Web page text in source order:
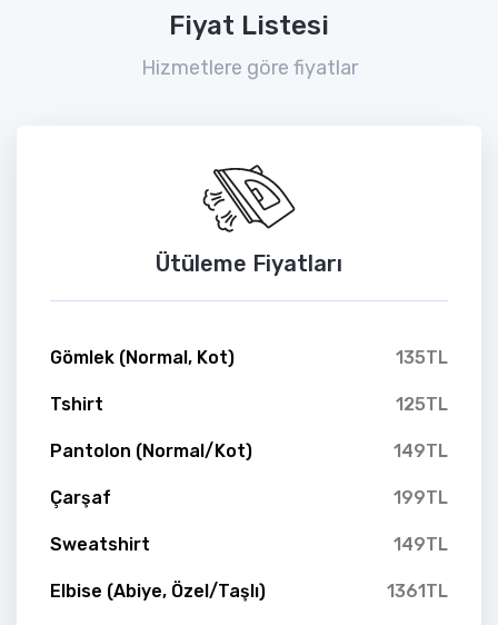
Fiyat Listesi
Hizmetlere göre fiyatlar
Ütüleme Fiyatları
Gömlek (Normal, Kot) 135TL
Tshirt 125TL
Pantolon (Normal/Kot) 149TL
Çarşaf 199TL
Sweatshirt 149TL
Elbise (Abiye, Özel/Taşlı) 1361TL